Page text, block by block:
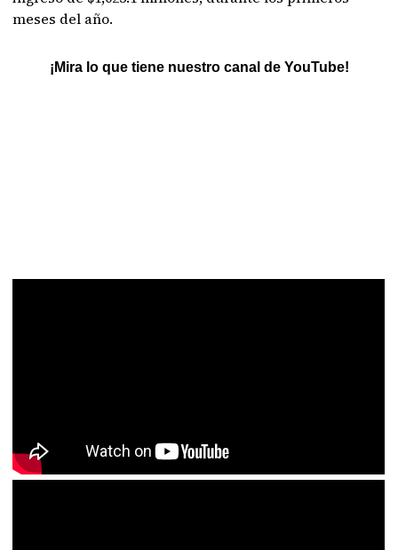
meses del año.
¡Mira lo que tiene nuestro canal de YouTube!